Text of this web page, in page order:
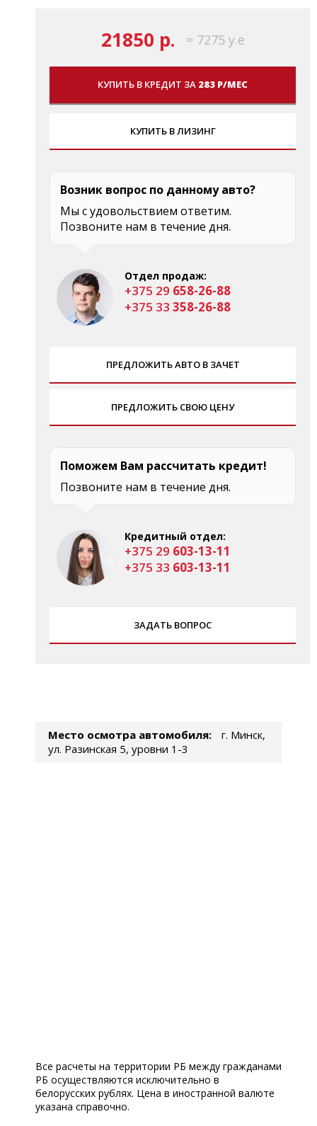
21850 р. ≈ 7275 у.е
КУПИТЬ В КРЕДИТ ЗА 283 Р/МЕС
КУПИТЬ В ЛИЗИНГ
Возник вопрос по данному авто?
Мы с удовольствием ответим.
Позвоните нам в течение дня.
Отдел продаж:
+375 29 658-26-88
+375 33 358-26-88
ПРЕДЛОЖИТЬ АВТО В ЗАЧЕТ
ПРЕДЛОЖИТЬ СВОЮ ЦЕНУ
Поможем Вам рассчитать кредит!
Позвоните нам в течение дня.
Кредитный отдел:
+375 29 603-13-11
+375 33 603-13-11
ЗАДАТЬ ВОПРОС
Место осмотра автомобиля:
г. Минск,
ул. Разинская 5, уровни 1-3
Все расчеты на территории РБ между гражданами
РБ осуществляются исключительно в
белорусских рублях. Цена в иностранной валюте
указана справочно.